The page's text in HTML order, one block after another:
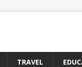
TRAVEL